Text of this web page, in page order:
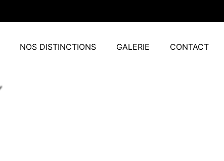
NOS DISTINCTIONS GALERIE CONTACT